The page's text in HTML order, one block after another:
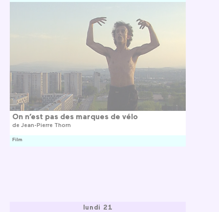
On n’est pas des marques de vélo
de Jean-Pierre Thorn
Film
lundi 21